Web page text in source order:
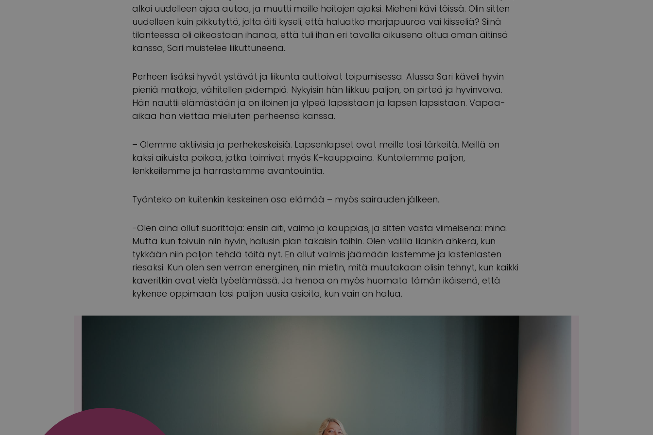
alkoi uudelleen ajaa autoa, ja muutti meille hoitojen ajaksi. Mieheni kävi töissä. Olin sitten
uudelleen kuin pikkutyttö, jolta äiti kyseli, että haluatko marjapuuroa vai kiisseliä? Siinä
tilanteessa oli oikeastaan ihanaa, että tuli ihan eri tavalla aikuisena oltua oman äitinsä
kanssa, Sari muistelee liikuttuneena.
Perheen lisäksi hyvät ystävät ja liikunta auttoivat toipumisessa. Alussa Sari käveli hyvin
pieniä matkoja, vähitellen pidempiä. Nykyisin hän liikkuu paljon, on pirteä ja hyvinvoiva.
Hän nauttii elämästään ja on iloinen ja ylpeä lapsistaan ja lapsen lapsistaan. Vapaa-
aikaa hän viettää mieluiten perheensä kanssa.
– Olemme aktiivisia ja perhekeskeisiä. Lapsenlapset ovat meille tosi tärkeitä. Meillä on
kaksi aikuista poikaa, jotka toimivat myös K-kauppiaina. Kuntoilemme paljon,
lenkkeilemme ja harrastamme avantouintia.
Työnteko on kuitenkin keskeinen osa elämää – myös sairauden jälkeen.
-Olen aina ollut suorittaja: ensin äiti, vaimo ja kauppias, ja sitten vasta viimeisenä: minä.
Mutta kun toivuin niin hyvin, halusin pian takaisin töihin. Olen välillä liiankin ahkera, kun
tykkään niin paljon tehdä töitä nyt. En ollut valmis jäämään lastemme ja lastenlasten
riesaksi. Kun olen sen verran energinen, niin mietin, mitä muutakaan olisin tehnyt, kun kaikki
kaveritkin ovat vielä työelämässä. Ja hienoa on myös huomata tämän ikäisenä, että
kykenee oppimaan tosi paljon uusia asioita, kun vain on halua.